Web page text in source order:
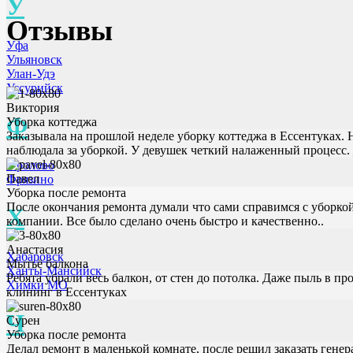
У
Уфа
Ульяновск
Улан-Удэ
Уссурийск
Ф
Фролово
Фрязино
Х
Хабаровск
Ханты-Мансийск
Химки МО
Ч
Отзывы
Виктория
Уборка коттеджа
Заказывала на прошлой неделе уборку коттеджа в
наблюдала за уборкой. У девушек четкий налаженный
Павел
Уборка после ремонта
После окончания ремонта думали что сами справимся с
компании. Все было сделано очень быстро и качественно..
Анастасия
Мытьё балкона
Ребята убрали весь балкон, от стен до потолка. Даже пыль
клининг в Ессентуках
Сурен
Уборка после ремонта
Делал ремонт в маленькой комнате, после решил заказать